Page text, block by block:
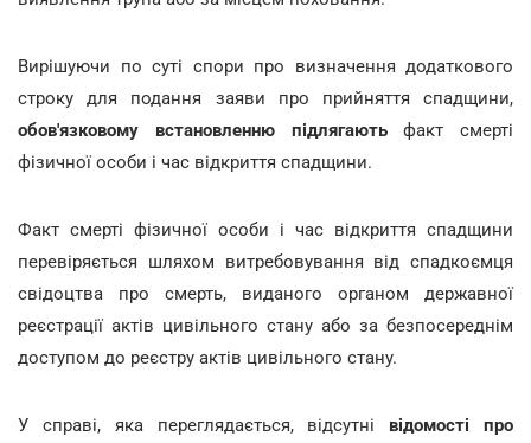
Вирішуючи по суті спори про визначення додаткового
строку для подання заяви про прийняття спадщини,
обов'язковому встановленню підлягаютьфакт смерті
фізичної особи і час відкриття спадщини.
Факт смерті фізичної особи і час відкриття спадщини
перевіряється шляхом витребовування від спадкоємця
свідоцтва про смерть, виданого органом державної
реєстрації актів цивільного стану або за безпосереднім
доступом до реєстру актів цивільного стану.
У справі, яка переглядається, відсутні відомості про